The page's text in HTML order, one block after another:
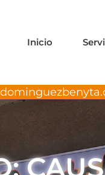
Inicio